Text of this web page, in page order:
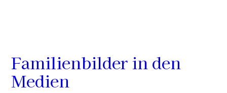
Familienbilder in den
Medien